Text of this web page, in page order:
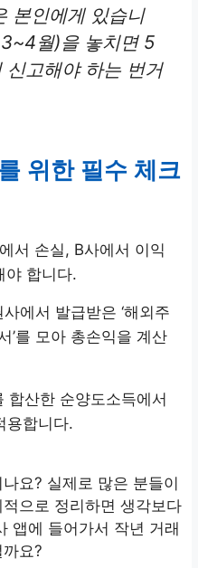
본인에게 있습니
월)을 놓치면 5
신고해야 하는 번거
위한 필수 체크
서 손실, B사에서 이익
야 합니다.
에서 발급받은 ‘해외주
’를 모아 총손익을 계산
합산한 순양도소득에서
용합니다.
요? 실제로 많은 분들이
으로 정리하면 생각보다
앱에 들어가서 작년 거래
요?